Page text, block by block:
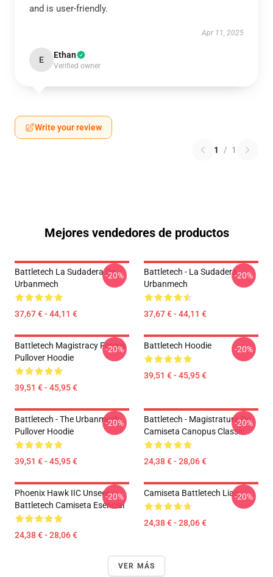
and is user-friendly.
Apr 11, 2025
E Ethan
Verified owner
Write your review
1 / 1
Mejores vendedores de productos
Battletech La Sudadera De
Urbanmech
37,67 € - 44,11 €
-20%
Battletech - La Sudadera
Urbanmech
37,67 € - 44,11 €
-20%
Battletech Magistracy Forces
Pullover Hoodie
39,51 € - 45,95 €
-20% Battletech Hoodie
39,51 € - 45,95 €
-20%
Battletech - The Urbanmech
Pullover Hoodie
39,51 € - 45,95 €
-20%
Battletech - Magistratura De
Camiseta Canopus Classic
24,38 € - 28,06 €
-20%
Phoenix Hawk IIC Unseen
Battletech Camiseta Esencial
24,38 € - 28,06 €
-20% Camiseta Battletech Liao
24,38 € - 28,06 €
-20%
VER MÁS